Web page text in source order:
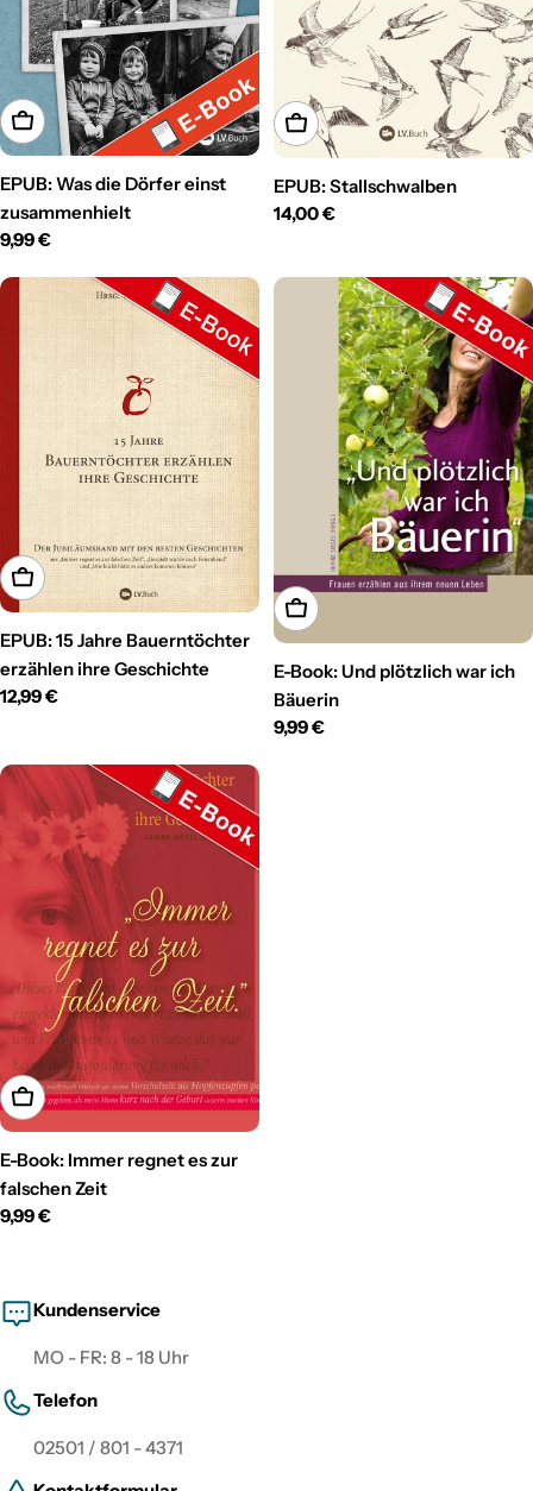
In den Warenkorb
EPUB: Was die Dörfer einst
zusammenhielt
Regulärer
9,99 €
In den Warenkorb
EPUB: Stallschwalben
Regulärer
14,00 €
In den Warenkorb
EPUB: 15 Jahre Bauerntöchter
erzählen ihre Geschichte
Regulärer
12,99 €
In den Warenkorb
E-Book: Und plötzlich war ich
Bäuerin
Regulärer
9,99 €
In den Warenkorb
E-Book: Immer regnet es zur
falschen Zeit
Regulärer
9,99 €
Kundenservice
MO - FR: 8 - 18 Uhr
Telefon
02501 / 801 - 4371